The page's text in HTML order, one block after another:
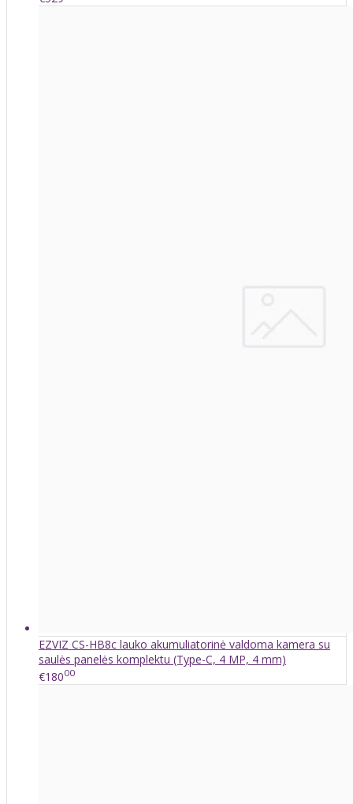
EZVIZ CS-HB8c lauko akumuliatorinė valdoma kamera su
saulės panelės komplektu (Type-C, 4 MP, 4 mm)
€18000